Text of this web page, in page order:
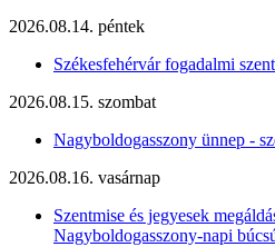
2026.08.14. péntek
Székesfehérvár fogadalmi
2026.08.15. szombat
Nagyboldogasszony ünnep -
2026.08.16. vasárnap
Szentmise és jegyesek
Nagyboldogasszony-napi